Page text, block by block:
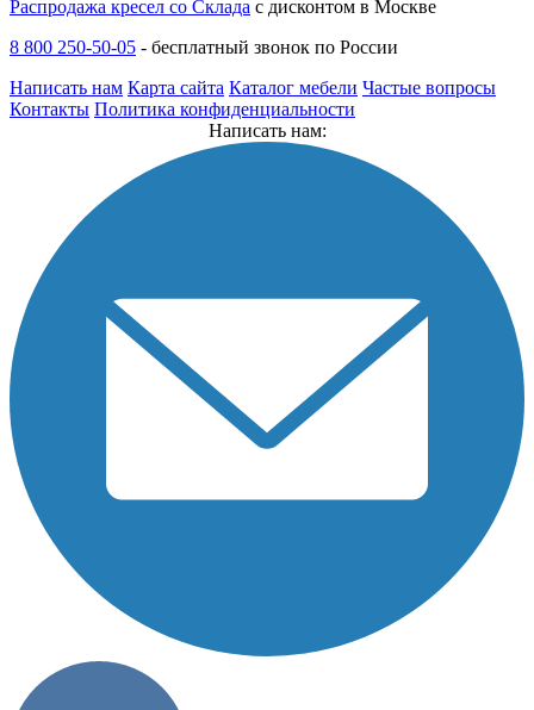
Распродажа кресел со Склада с дисконтом в Москве
8 800 250-50-05 - бесплатный звонок по России
Написать нам Карта сайта Каталог мебели Частые вопросы
Контакты Политика конфиденциальности
Написать нам: